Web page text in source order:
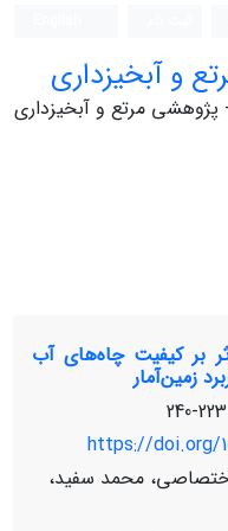
و آبخیزداری
مرتع و آبخیزداری
بر کیفیت چاه‌های آب
زمین‌آمار
223-240
https://doi.org/
اختصاصی، محمد سفید،